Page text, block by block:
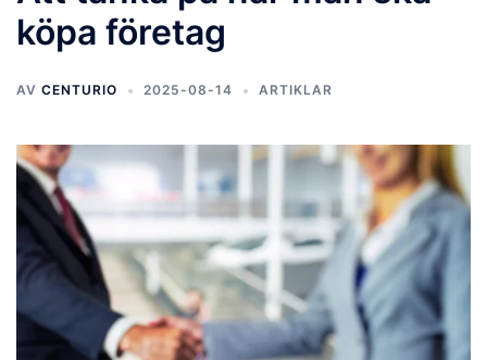
köpa företag
AV CENTURIO 2025-08-14 ARTIKLAR